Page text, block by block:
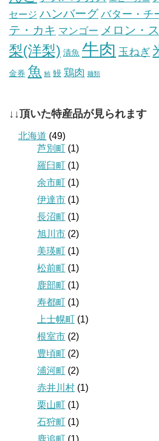
セージ ハンバーグ バター・チ
テ・カキ マンゴー メロン・
梨(洋梨) 漬魚 牛肉 玉ねぎ
金券 魚 鮪 鰻 鶏肉 麺類
↓↓頂いた特産品が見られます
北海道 (49)
芦別町 (1)
羅臼町 (1)
余市町 (1)
伊達市 (1)
長沼町 (1)
旭川市 (2)
美瑛町 (1)
松前町 (1)
鹿部町 (1)
寿都町 (1)
上士幌町 (1)
根室市 (2)
豊頃町 (2)
浦河町 (2)
赤井川村 (1)
栗山町 (1)
石狩町 (1)